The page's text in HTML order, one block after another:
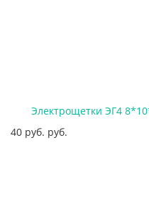
Электрощетки ЭГ4
40 руб. руб.